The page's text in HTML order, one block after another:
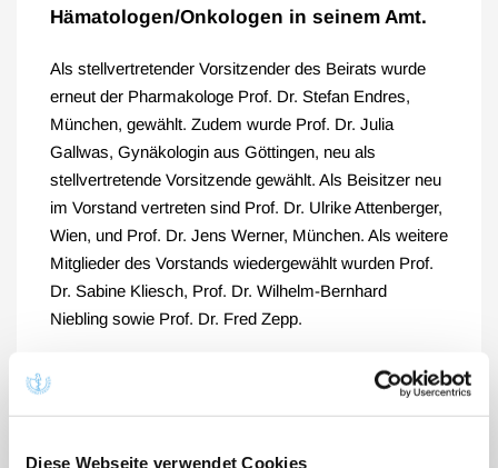
Diese Webseite verwendet Cookies
Hämatologen/Onkologen in seinem Amt.
Als stellvertretender Vorsitzender des Beirats wurde
erneut der Pharmakologe Prof. Dr. Stefan Endres,
München, gewählt. Zudem wurde Prof. Dr. Julia
Gallwas, Gynäkologin aus Göttingen, neu als
stellvertretende Vorsitzende gewählt. Als Beisitzer neu
im Vorstand vertreten sind Prof. Dr. Ulrike Attenberger,
Wien, und Prof. Dr. Jens Werner, München. Als weitere
Mitglieder des Vorstands wiedergewählt wurden Prof.
Dr. Sabine Kliesch, Prof. Dr. Wilhelm-Bernhard
Niebling sowie Prof. Dr. Fred Zepp.
„Die Wiederwahl von Herrn Prof. Dr. Michael Hallek als
Vorsitzender des Wissenschaftlichen Beirats ist ein